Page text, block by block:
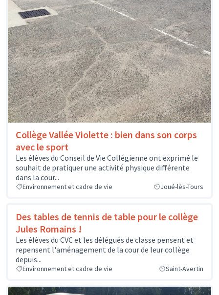
Collège Vallée Violette : bien dans son corps
avec le sport
Les élèves du Conseil de Vie Collégienne ont exprimé le
souhait de pratiquer une activité physique différente
dans la cour...
Environnement et cadre de vie Joué-lès-Tours
Des tables de tennis de table pour le collège
Jules Romains !
Les élèves du CVC et les délégués de classe pensent et
repensent l'aménagement de la cour de leur collège
depuis...
Environnement et cadre de vie Saint-Avertin